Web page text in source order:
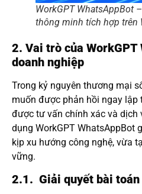
WorkGPT WhatsAppBot
thông minh tích hợp trên
2. Vai trò của
doanh nghiệp
Trong kỷ nguyên thương mại
muốn được phản hồi ngay lập
được tư vấn chính xác và dịch
dụng WorkGPT WhatsAppBot
kịp xu hướng công nghệ, vừa
vững.
2.1. Giải quyết bài